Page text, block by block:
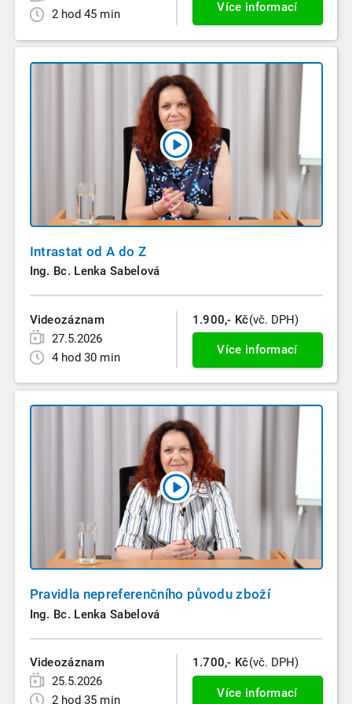
2 hod 45 min
Více informací
Intrastat od A do Z
Ing. Bc. Lenka Sabelová
Videozáznam
27.5.2026
4 hod 30 min
1.900,- Kč(vč. DPH)
Více informací
Pravidla nepreferenčního původu zboží
Ing. Bc. Lenka Sabelová
Videozáznam
25.5.2026
2 hod 35 min
1.700,- Kč(vč. DPH)
Více informací